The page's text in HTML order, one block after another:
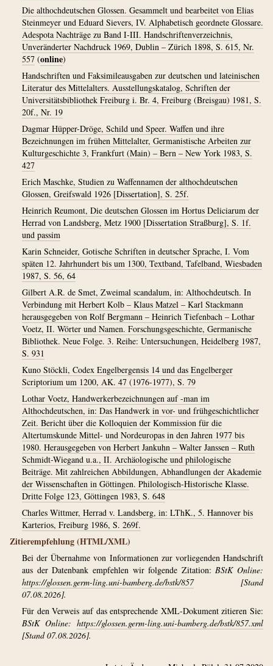
Die althochdeutschen Glossen. Gesammelt und bearbeitet von Elias
Steinmeyer und Eduard Sievers, IV. Alphabetisch geordnete Glossare.
Adespota Nachträge zu Band I-III. Handschriftenverzeichnis,
Unveränderter Nachdruck 1969, Dublin – Zürich 1898, S. 615, Nr.
557 (online)
Handschriften und Faksimileausgaben zur deutschen und lateinischen
Literatur des Mittelalters. Ausstellungskatalog, Schriften der
Universitätsbibliothek Freiburg i. Br. 4, Freiburg (Breisgau) 1981, S.
20f., Nr. 19
Dagmar Hüpper-Dröge, Schild und Speer. Waffen und ihre
Bezeichnungen im frühen Mittelalter, Germanistische Arbeiten zur
Kulturgeschichte 3, Frankfurt (Main) – Bern – New York 1983, S.
427
Erich Maschke, Studien zu Waffennamen der althochdeutschen
Glossen, Greifswald 1926 [Dissertation], S. 25f.
Heinrich Reumont, Die deutschen Glossen im Hortus Deliciarum der
Herrad von Landsberg, Metz 1900 [Dissertation Straßburg], S. 1f.
und passim
Karin Schneider, Gotische Schriften in deutscher Sprache, I. Vom
späten 12. Jahrhundert bis um 1300, Textband, Tafelband, Wiesbaden
1987, S. 56, 64
Gilbert A.R. de Smet, Zweimal scandalum, in: Althochdeutsch. In
Verbindung mit Herbert Kolb – Klaus Matzel – Karl Stackmann
herausgegeben von Rolf Bergmann – Heinrich Tiefenbach – Lothar
Voetz, II. Wörter und Namen. Forschungsgeschichte, Germanische
Bibliothek. Neue Folge. 3. Reihe: Untersuchungen, Heidelberg 1987,
S. 931
Kuno Stöckli, Codex Engelbergensis 14 und das Engelberger
Scriptorium um 1200, AK. 47 (1976-1977), S. 79
Lothar Voetz, Handwerkerbezeichnungen auf -man im
Althochdeutschen, in: Das Handwerk in vor- und frühgeschichtlicher
Zeit. Bericht über die Kolloquien der Kommission für die
Altertumskunde Mittel- und Nordeuropas in den Jahren 1977 bis
1980. Herausgegeben von Herbert Jankuhn – Walter Janssen – Ruth
Schmidt-Wiegand u.a., II. Archäologische und philologische
Beiträge. Mit zahlreichen Abbildungen, Abhandlungen der Akademie
der Wissenschaften in Göttingen. Philologisch-Historische Klasse.
Dritte Folge 123, Göttingen 1983, S. 648
Charles Wittmer, Herrad v. Landsberg, in: LThK., 5. Hannover bis
Karterios, Freiburg 1986, S. 269f.
Zitierempfehlung (HTML/XML)
Bei der Übernahme von Informationen zur vorliegenden Handschrift
aus der Datenbank empfehlen wir folgende Zitation:BStK Online:
https://glossen.germ-ling.uni-bamberg.de/bstk/857[Stand
07.08.2026].
Für den Verweis auf das entsprechende XML-Dokument zitieren Sie:
BStK Online: https://glossen.germ-ling.uni-bamberg.de/bstk/857.xml
[Stand 07.08.2026].